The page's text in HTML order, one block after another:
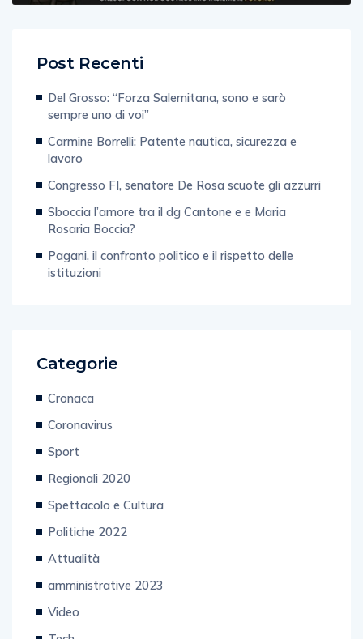
sempre uno di voi”
Carmine Borrelli: Patente nautica, sicurezza e
lavoro
Congresso FI, senatore De Rosa scuote gli azzurri
Sboccia l’amore tra il dg Cantone e e Maria
Rosaria Boccia?
Pagani, il confronto politico e il rispetto delle
istituzioni
Coronavirus
Sport
Regionali 2020
Spettacolo e Cultura
Politiche 2022
Attualità
amministrative 2023
Video
Tech